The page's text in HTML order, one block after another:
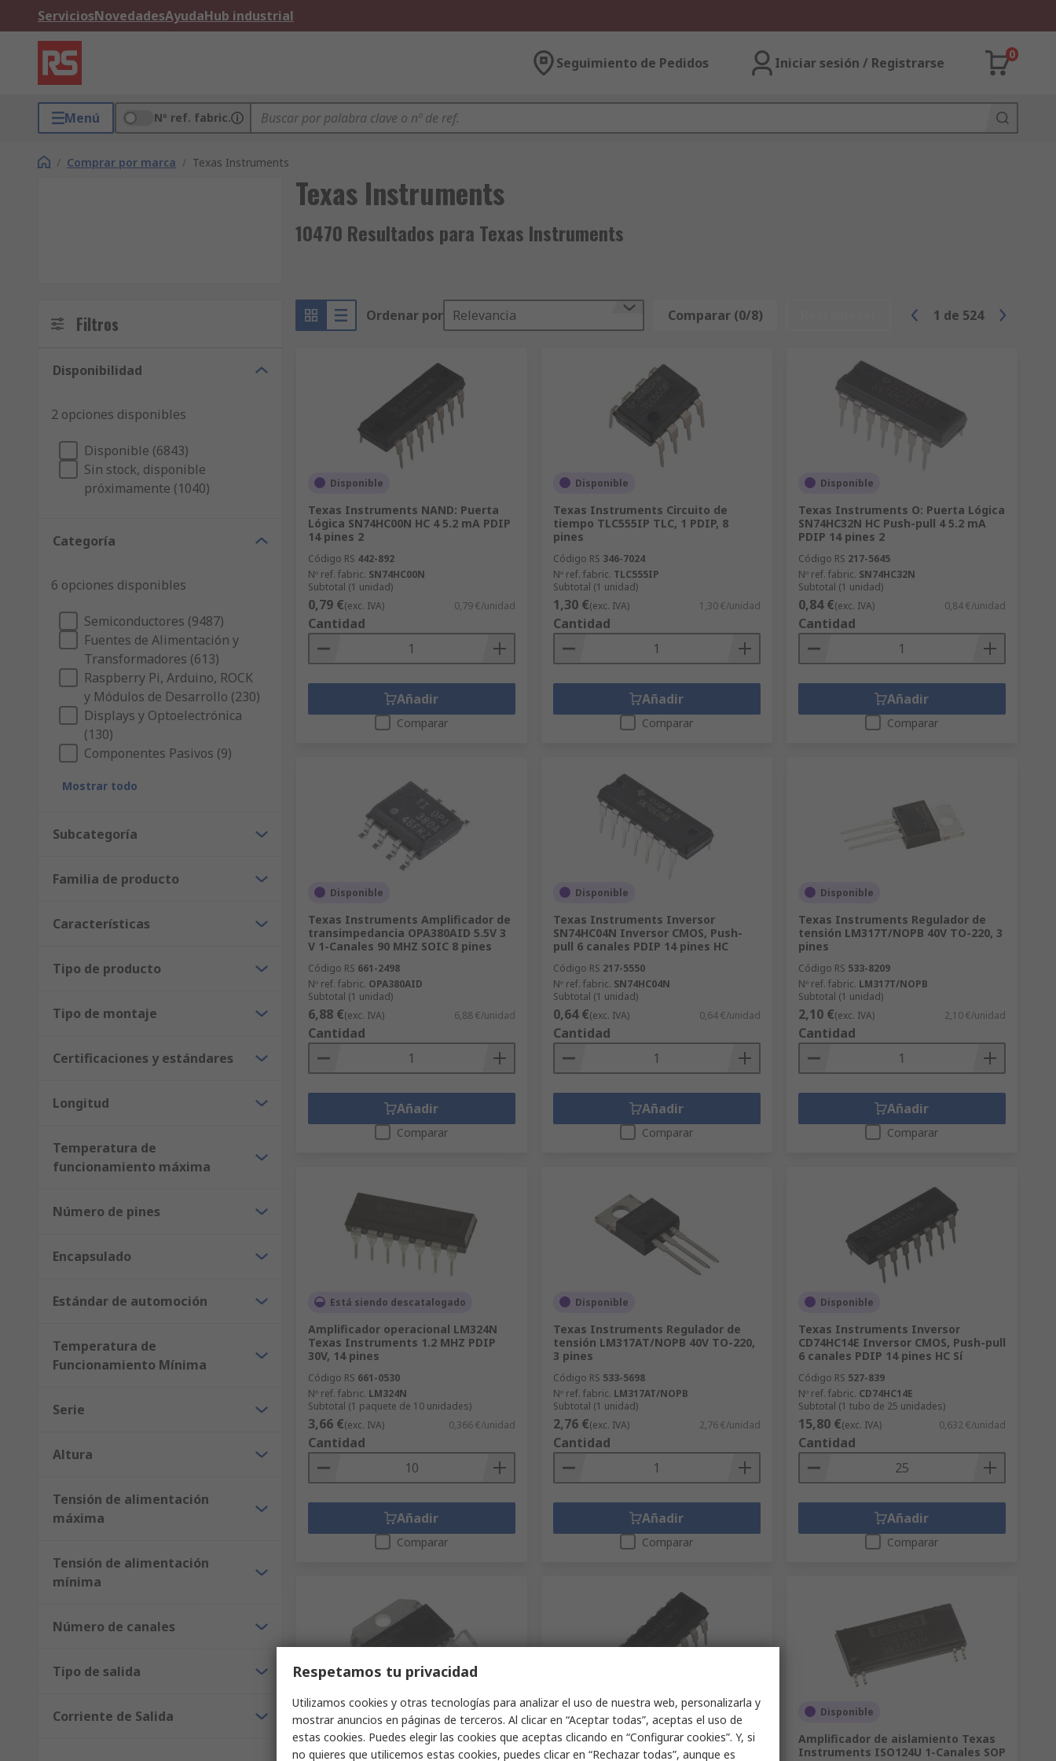
ServiciosNovedadesAyudaHub industrial
Seguimiento de Pedidos Iniciar sesión / Registrarse
0
Menú Nº ref. fabric.
/ Comprar por marca / Texas Instruments
Texas Instruments
10470 Resultados para Texas Instruments
Filtros
Disponibilidad
2 opciones disponibles
Disponible (6843)
Sin stock, disponible
próximamente (1040)
Categoría
6 opciones disponibles
Semiconductores (9487)
Fuentes de Alimentación y
Transformadores (613)
Raspberry Pi, Arduino, ROCK
y Módulos de Desarrollo (230)
Displays y Optoelectrónica
(130)
Componentes Pasivos (9)
Mostrar todo
Subcategoría
Familia de producto
Características
Tipo de producto
Tipo de montaje
Certificaciones y estándares
Longitud
Temperatura de
funcionamiento máxima
Número de pines
Encapsulado
Estándar de automoción
Temperatura de
Funcionamiento Mínima
Serie
Altura
Tensión de alimentación
máxima
Tensión de alimentación
mínima
Número de canales
Tipo de salida
Corriente de Salida
Ordenar por Relevancia Comparar (0/8) 1 de 524
Disponible
Texas Instruments NAND: Puerta
Lógica SN74HC00N HC 4 5.2 mA PDIP
14 pines 2
Código RS 442-892
Nº ref. fabric. SN74HC00N
Subtotal (1 unidad)
0,79 €(exc. IVA) 0,79 €/unidad
Cantidad
Añadir
Comparar
Disponible
Texas Instruments Circuito de
tiempo TLC555IP TLC, 1 PDIP, 8
pines
Código RS 346-7024
Nº ref. fabric. TLC555IP
Subtotal (1 unidad)
1,30 €(exc. IVA) 1,30 €/unidad
Cantidad
Añadir
Comparar
Disponible
Texas Instruments O: Puerta Lógica
SN74HC32N HC Push-pull 4 5.2 mA
PDIP 14 pines 2
Código RS 217-5645
Nº ref. fabric. SN74HC32N
Subtotal (1 unidad)
0,84 €(exc. IVA) 0,84 €/unidad
Cantidad
Añadir
Comparar
Disponible
Texas Instruments Amplificador de
transimpedancia OPA380AID 5.5V 3
V 1-Canales 90 MHZ SOIC 8 pines
Código RS 661-2498
Nº ref. fabric. OPA380AID
Subtotal (1 unidad)
6,88 €(exc. IVA) 6,88 €/unidad
Cantidad
Añadir
Comparar
Disponible
Texas Instruments Inversor
SN74HC04N Inversor CMOS, Push-
pull 6 canales PDIP 14 pines HC
Código RS 217-5550
Nº ref. fabric. SN74HC04N
Subtotal (1 unidad)
0,64 €(exc. IVA) 0,64 €/unidad
Cantidad
Añadir
Comparar
Disponible
Texas Instruments Regulador de
tensión LM317T/NOPB 40V TO-220, 3
pines
Código RS 533-8209
Nº ref. fabric. LM317T/NOPB
Subtotal (1 unidad)
2,10 €(exc. IVA) 2,10 €/unidad
Cantidad
Añadir
Comparar
Está siendo descatalogado
Amplificador operacional LM324N
Texas Instruments 1.2 MHZ PDIP
30V, 14 pines
Código RS 661-0530
Nº ref. fabric. LM324N
Subtotal (1 paquete de 10 unidades)
3,66 €(exc. IVA) 0,366 €/unidad
Cantidad
Añadir
Comparar
Disponible
Texas Instruments Regulador de
tensión LM317AT/NOPB 40V TO-220,
3 pines
Código RS 533-5698
Nº ref. fabric. LM317AT/NOPB
Subtotal (1 unidad)
2,76 €(exc. IVA) 2,76 €/unidad
Cantidad
Añadir
Comparar
Disponible
Texas Instruments Inversor
CD74HC14E Inversor CMOS, Push-pull
6 canales PDIP 14 pines HC Sí
Código RS 527-839
Nº ref. fabric. CD74HC14E
Subtotal (1 tubo de 25 unidades)
15,80 €(exc. IVA) 0,632 €/unidad
Cantidad
Añadir
Comparar
Texas Instruments Clase A-B
Amplificador de audio 1
Texas Instruments Y: Puerta Lógica
SN74HC08N HC Push-pull 4 5.2 mA
Disponible
Amplificador de aislamiento Texas
Instruments ISO124U 1-Canales SOP
Respetamos tu privacidad
Utilizamos cookies y otras tecnologías para analizar el uso de nuestra web, personalizarla y
mostrar anuncios en páginas de terceros. Al clicar en “Aceptar todas”, aceptas el uso de
estas cookies. Puedes elegir las cookies que aceptas clicando en “Configurar cookies”. Y, si
no quieres que utilicemos estas cookies, puedes clicar en “Rechazar todas”, aunque es